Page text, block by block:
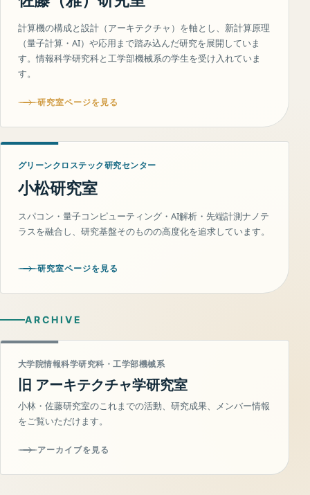
計算機の構成と設計（アーキテクチャ）を軸とし、新計算原理
（量子計算・AI）や応用まで踏み込んだ研究を展開していま
す。情報科学研究科と工学部機械系の学生を受け入れていま
す。
研究室ページを見る
グリーンクロステック研究センター
小松研究室
スパコン・量子コンピューティング・AI解析・先端計測ナノテ
ラスを融合し、研究基盤そのものの高度化を追求しています。
研究室ページを見る
ARCHIVE
大学院情報科学研究科・工学部機械系
旧 アーキテクチャ学研究室
小林・佐藤研究室のこれまでの活動、研究成果、メンバー情報
をご覧いただけます。
アーカイブを見る